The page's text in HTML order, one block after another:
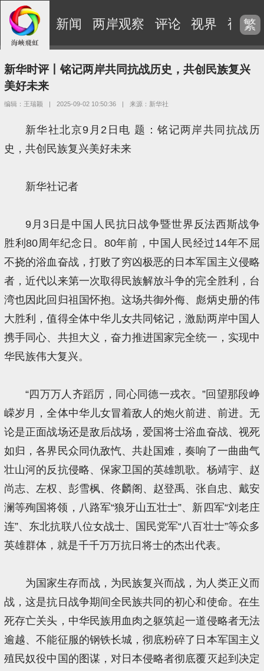
新闻 两岸观察 评论 视界 视频
繁
新华时评丨铭记两岸共同抗战历史，共创民族复兴
美好未来
编辑：王瑞颖 | 2025-09-02 10:50:36 | 来源：新华社
新华社北京9月2日电 题：铭记两岸共同抗战历
史，共创民族复兴美好未来
新华社记者
9月3日是中国人民抗日战争暨世界反法西斯战争
胜利80周年纪念日。80年前，中国人民经过14年不屈
不挠的浴血奋战，打败了穷凶极恶的日本军国主义侵略
者，近代以来第一次取得民族解放斗争的完全胜利，台
湾也因此回归祖国怀抱。这场共御外侮、彪炳史册的伟
大胜利，值得全体中华儿女共同铭记，激励两岸中国人
携手同心、共担大义，奋力推进国家完全统一，实现中
华民族伟大复兴。
“四万万人齐蹈厉，同心同德一戎衣。”回望那段峥
嵘岁月，全体中华儿女冒着敌人的炮火前进、前进。无
论是正面战场还是敌后战场，爱国将士浴血奋战、视死
如归，各界民众同仇敌忾、共赴国难，奏响了一曲曲气
壮山河的反抗侵略、保家卫国的英雄凯歌。杨靖宇、赵
尚志、左权、彭雪枫、佟麟阁、赵登禹、张自忠、戴安
澜等殉国将领，八路军“狼牙山五壮士”、新四军“刘老庄
连”、东北抗联八位女战士、国民党军“八百壮士”等众多
英雄群体，就是千千万万抗日将士的杰出代表。
为国家生存而战，为民族复兴而战，为人类正义而
战，这是抗日战争期间全民族共同的初心和使命。在生
死存亡关头，中华民族用血肉之躯筑起一道侵略者无法
逾越、不能征服的钢铁长城，彻底粉碎了日本军国主义
殖民奴役中国的图谋，对日本侵略者彻底覆灭起到决定